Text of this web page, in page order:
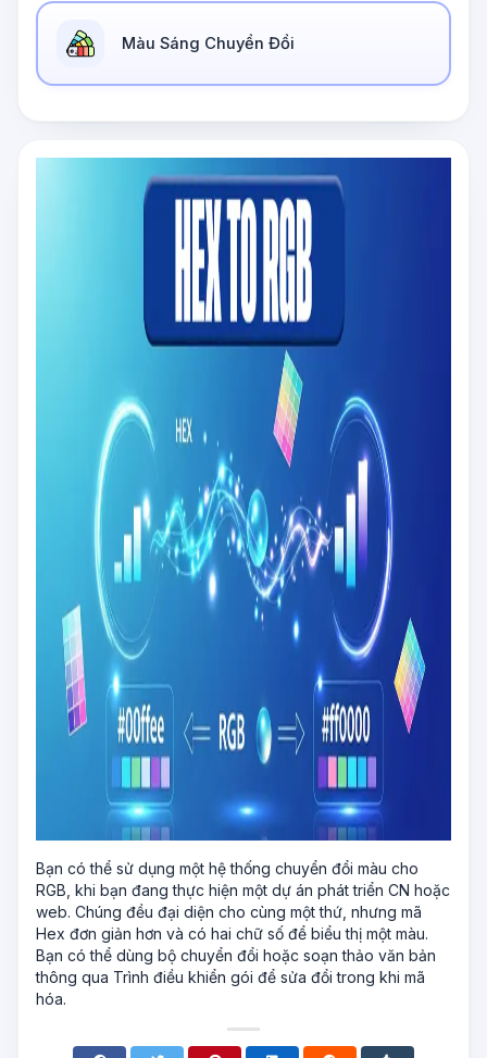
Màu Sáng Chuyển Đổi
Bạn có thể sử dụng một hệ thống chuyển đổi màu cho
RGB, khi bạn đang thực hiện một dự án phát triển CN hoặc
web. Chúng đều đại diện cho cùng một thứ, nhưng mã
Hex đơn giản hơn và có hai chữ số để biểu thị một màu.
Bạn có thể dùng bộ chuyển đổi hoặc soạn thảo văn bản
thông qua Trình điều khiển gói để sửa đổi trong khi mã
hóa.